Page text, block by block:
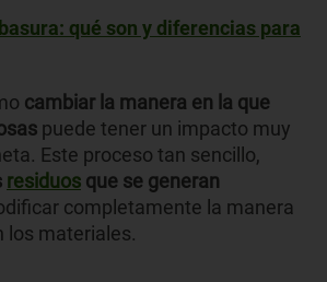
qué son y diferencias para
cambiar la manera en la que
puede tener un impacto muy
Este proceso tan sencillo,
residuos que se generan
completamente la manera
los materiales.